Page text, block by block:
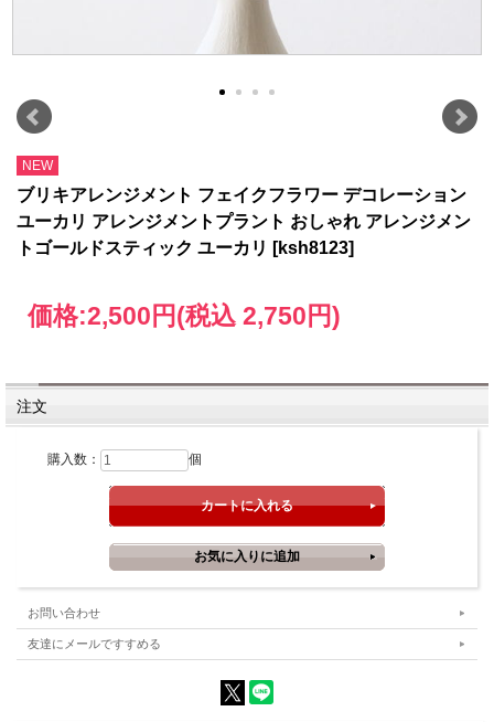
NEW
ブリキアレンジメント フェイクフラワー デコレーション
ユーカリ アレンジメントプラント おしゃれ アレンジメン
トゴールドスティック ユーカリ [ksh8123]
価格:2,500円(税込 2,750円)
注文
購入数： 個
お問い合わせ
友達にメールですすめる